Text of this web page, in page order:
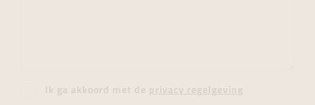
Ik ga akkoord met de privacy regelgeving